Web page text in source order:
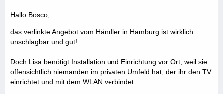
Hallo Bosco,
das verlinkte Angebot vom Händler in Hamburg ist wirklich
unschlagbar und gut!
Doch Lisa benötigt Installation und Einrichtung vor Ort, weil sie
offensichtlich niemanden im privaten Umfeld hat, der ihr den TV
einrichtet und mit dem WLAN verbindet.